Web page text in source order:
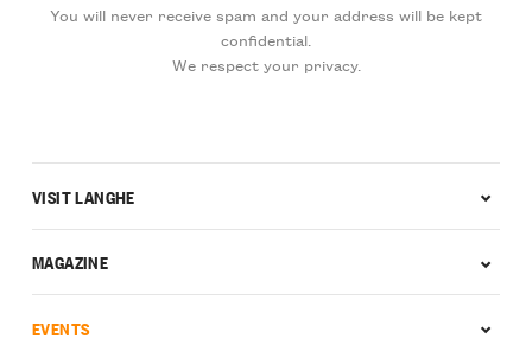
You will never receive spam and your address will be kept
confidential.
We respect your privacy.
VISIT LANGHE
MAGAZINE
EVENTS